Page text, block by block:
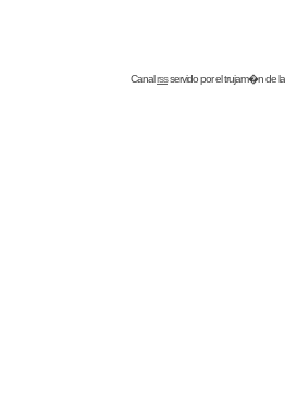
Canalrssservido por eltrujam�nde